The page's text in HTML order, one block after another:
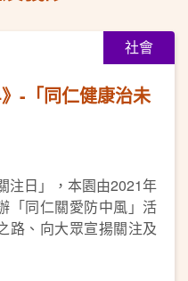
社會
-「同仁健康治未
注日」，本園由2021年
「同仁關愛防中風」活
路、向大眾宣揚關注及